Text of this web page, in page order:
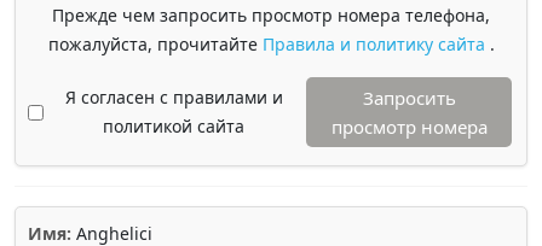
Прежде чем запросить просмотр номера телефона,
пожалуйста, прочитайте Правила и политику сайта .
Я согласен с правилами и
политикой сайта
Запросить
просмотр номера
Имя: Anghelici